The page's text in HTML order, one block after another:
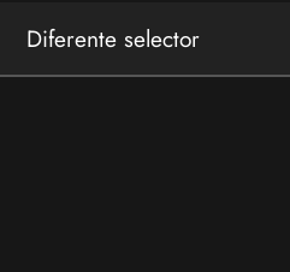
Diferente selector